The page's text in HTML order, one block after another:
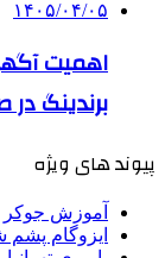
۱۴۰۵/۰۴/۰۵
اهمیت
برندینگ
پیوند های ویژه
آموزش جوکر
ایزوگام پشم